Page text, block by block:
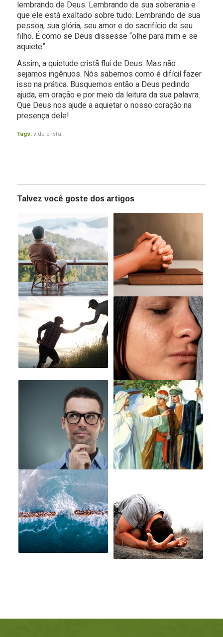
lembrando de Deus. Lembrando de sua soberania e
que ele está exaltado sobre tudo. Lembrando de sua
pessoa, sua glória, seu amor e do sacrifício de seu
filho. É como se Deus dissesse “olhe para mim e se
aquiete”.
Assim, a quietude cristã flui de Deus. Mas não
sejamos ingênuos. Nós sabemos como é difícil fazer
isso na prática. Busquemos então a Deus pedindo
ajuda, em oração e por meio da leitura da sua palavra.
Que Deus nos ajude a aquietar o nosso coração na
presença dele!
Tags: vida cristã
Talvez você goste dos artigos